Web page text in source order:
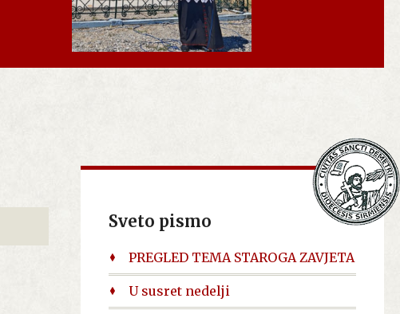
Sveto pismo
PREGLED TEMA STAROGA ZAVJETA
U susret nedelji